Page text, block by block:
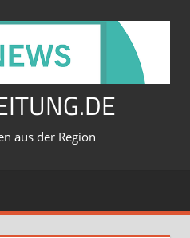
aus der Region